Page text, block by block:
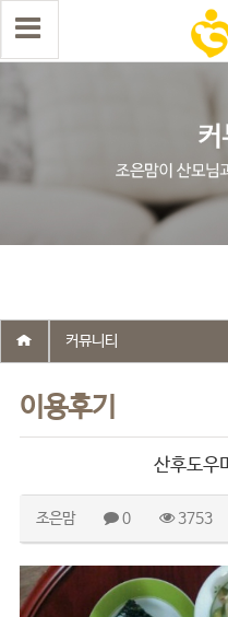
select wr_id, wr_subject from
= 0 and wr_datetime <= '2018-
by wr_datetime desc limit 1
이용후기
커뮤니티
산후도우
조은맘 0 3753